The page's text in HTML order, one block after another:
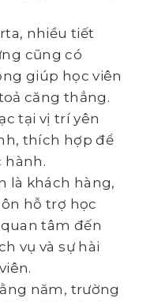
nhiều tiết
cũng có
giúp học viên
căng thẳng.
tại vị trí yên
thích hợp để
hành.
là khách hàng,
hỗ trợ học
tâm đến
vụ và sự hài
năm, trường